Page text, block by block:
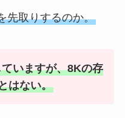
先取りするのか。
いますが、8Kの存
はない。